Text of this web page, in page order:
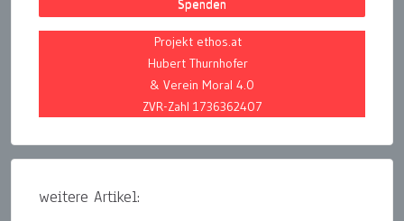
Spenden
Projekt ethos.at
Hubert Thurnhofer
& Verein Moral 4.0
ZVR-Zahl 1736362407
weitere Artikel: